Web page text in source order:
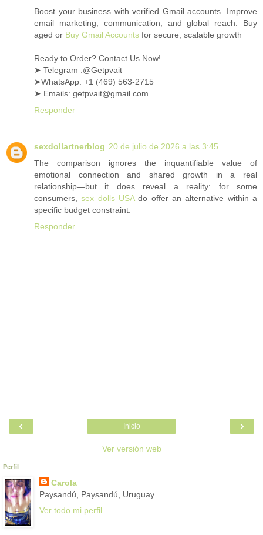
Boost your business with verified Gmail accounts. Improve
email marketing, communication, and global reach. Buy
aged or Buy Gmail Accounts for secure, scalable growth
Ready to Order? Contact Us Now!
➤ Telegram :@Getpvait
➤WhatsApp: +1 ‪(469) 563-2715‬
➤ Emails: getpvait@gmail.com
Responder
sexdollartnerblog 20 de julio de 2026 a las 3:45
The comparison ignores the inquantifiable value of
emotional connection and shared growth in a real
relationship—but it does reveal a reality: for some
consumers,sex dolls USAdo offer an alternative within a
specific budget constraint.
Responder
‹ ›
Inicio
Ver versión web
Perfil
Carola
Paysandú, Paysandú, Uruguay
Ver todo mi perfil